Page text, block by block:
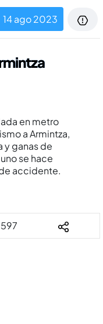
14 ago 2023
en metro
a Armintza,
y ganas de
se hace
accidente.
597